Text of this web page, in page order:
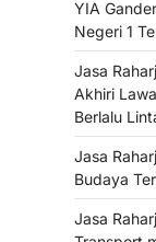
YIA
Negeri 1
Jasa
Akhiri
Berlalu
Jasa
Budaya
Jasa